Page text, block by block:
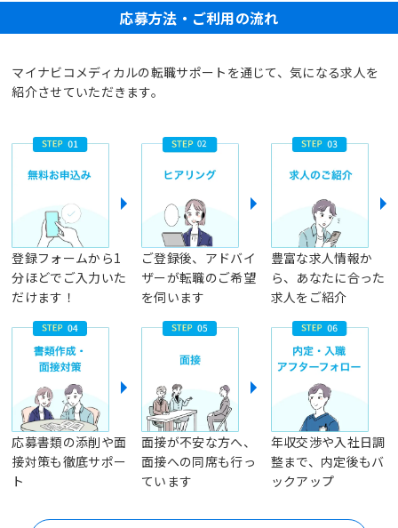
応募方法・ご利用の流れ
マイナビコメディカルの転職サポートを通じて、気になる求人を
紹介させていただきます。
登録フォームから1
分ほどでご入力いた
だけます！
ご登録後、アドバイ
ザーが転職のご希望
を伺います
豊富な求人情報か
ら、あなたに合った
求人をご紹介
応募書類の添削や面
接対策も徹底サポー
ト
面接が不安な方へ、
面接への同席も行っ
ています
年収交渉や入社日調
整まで、内定後もバ
ックアップ